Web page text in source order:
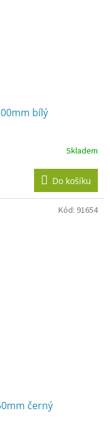
bílý
Skladem
Do košíku
černý
Kód: 91654